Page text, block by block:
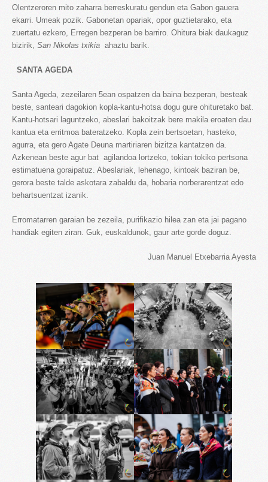
Olentzeroren mito zaharra berreskuratu gendun eta Gabon gauera
ekarri. Umeak pozik. Gabonetan opariak, opor guztietarako, eta
zuertatu ezkero, Erregen bezperan be barriro. Ohitura biak daukaguz
bizirik, San Nikolas txikia ahaztu barik.
SANTA AGEDA
Santa Ageda, zezeilaren 5ean ospatzen da baina bezperan, besteak
beste, santeari dagokion kopla-kantu-hotsa dogu gure ohituretako bat.
Kantu-hotsari laguntzeko, abeslari bakoitzak bere makila eroaten dau
kantua eta erritmoa bateratzeko. Kopla zein bertsoetan, hasteko,
agurra, eta gero Agate Deuna martiriaren bizitza kantatzen da.
Azkenean beste agur bat agilandoa lortzeko, tokian tokiko pertsona
estimatuena goraipatuz. Abeslariak, lehenago, kintoak baziran be,
gerora beste talde askotara zabaldu da, hobaria norberarentzat edo
behartsuentzat izanik.
Erromatarren garaian be zezeila, purifikazio hilea zan eta jai pagano
handiak egiten ziran. Guk, euskaldunok, gaur arte gorde doguz.
Juan Manuel Etxebarria Ayesta